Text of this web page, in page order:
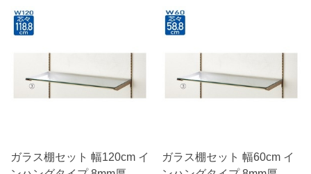
ガラス棚セット 幅120cm イ
ガラス棚セット 幅60cm イ